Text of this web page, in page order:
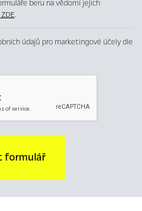
beru na vědomí jejich
.
údajů pro marketingové účely dle
formulář